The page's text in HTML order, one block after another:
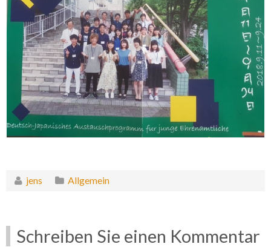
jens Allgemein
Schreiben Sie einen Kommentar